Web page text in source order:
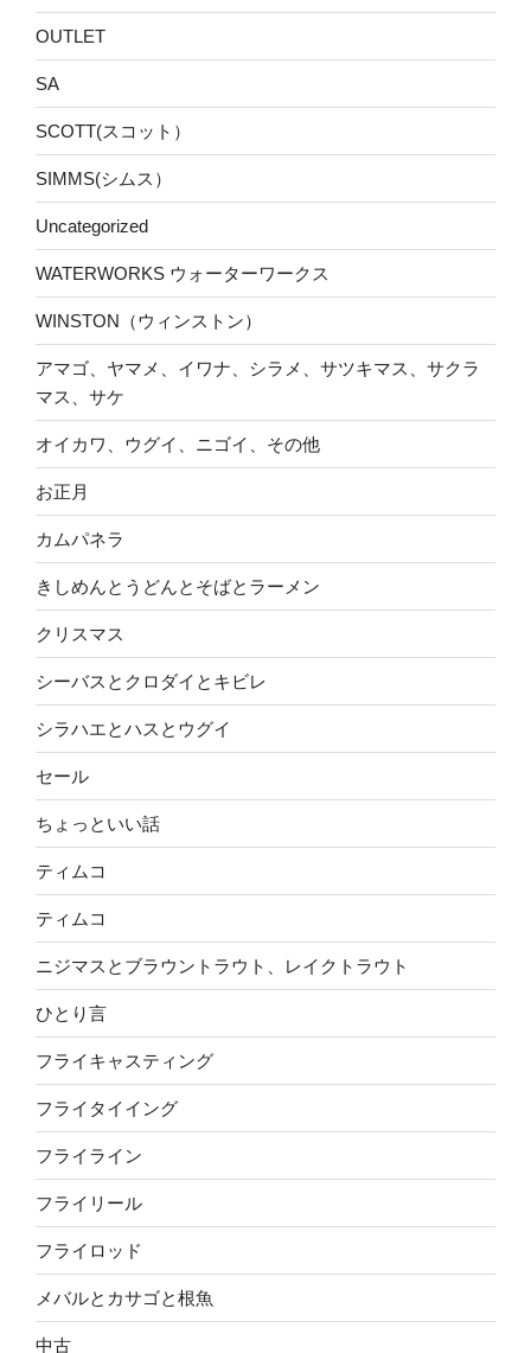
OUTLET
SA
SCOTT(スコット）
SIMMS(シムス）
Uncategorized
WATERWORKS ウォーターワークス
WINSTON（ウィンストン）
アマゴ、ヤマメ、イワナ、シラメ、サツキマス、サクラ
マス、サケ
オイカワ、ウグイ、ニゴイ、その他
お正月
カムパネラ
きしめんとうどんとそばとラーメン
クリスマス
シーバスとクロダイとキビレ
シラハエとハスとウグイ
セール
ちょっといい話
ティムコ
ティムコ
ニジマスとブラウントラウト、レイクトラウト
ひとり言
フライキャスティング
フライタイイング
フライライン
フライリール
フライロッド
メバルとカサゴと根魚
中古